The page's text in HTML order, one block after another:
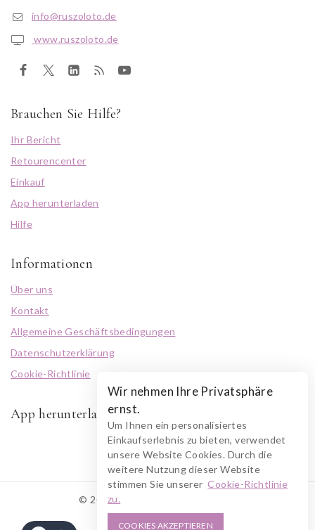
info@ruszoloto.de
www.ruszoloto.de
Brauchen Sie Hilfe?
Ihr Bericht
Retourencenter
Einkauf
App herunterladen
Hilfe
Informationen
Über uns
Kontakt
Allgemeine Geschäftsbedingungen
Datenschutzerklärung
Cookie-Richtlinie
App herunterladen
© 2026 RUSZOLOTO Akzenz
Wir nehmen Ihre Privatsphäre
ernst.
Um Ihnen ein personalisiertes
Einkaufserlebnis zu bieten, verwendet
unsere Website Cookies. Durch die
weitere Nutzung dieser Website
stimmen Sie unsererCookie-Richtlinie
zu.
COOKIES AKZEPTIEREN